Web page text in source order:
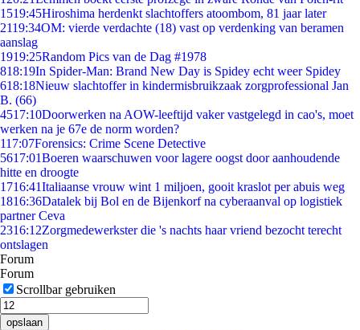
1519:45Hiroshima herdenkt slachtoffers atoombom, 81 jaar later
2119:34OM: vierde verdachte (18) vast op verdenking van beramen
aanslag
1919:25Random Pics van de Dag #1978
818:19In Spider-Man: Brand New Day is Spidey echt weer Spidey
618:18Nieuw slachtoffer in kindermisbruikzaak zorgprofessional Jan
B. (66)
4517:10Doorwerken na AOW-leeftijd vaker vastgelegd in cao's, moet
werken na je 67e de norm worden?
117:07Forensics: Crime Scene Detective
5617:01Boeren waarschuwen voor lagere oogst door aanhoudende
hitte en droogte
1716:41Italiaanse vrouw wint 1 miljoen, gooit kraslot per abuis weg
1816:36Datalek bij Bol en de Bijenkorf na cyberaanval op logistiek
partner Ceva
2316:12Zorgmedewerkster die 's nachts haar vriend bezocht terecht
ontslagen
Forum
Forum
Scrollbar gebruiken
opslaan